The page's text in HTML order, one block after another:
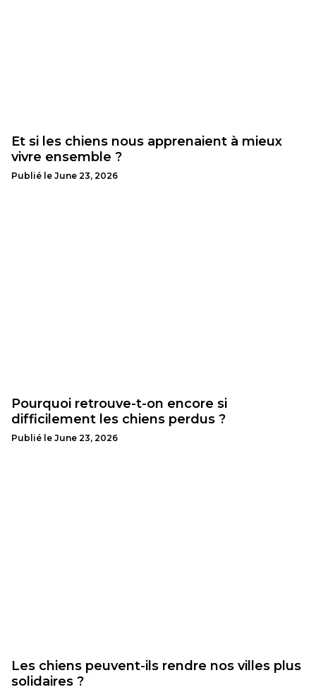
Et si les chiens nous apprenaient à mieux
vivre ensemble ?
Publié le June 23, 2026
Pourquoi retrouve-t-on encore si
difficilement les chiens perdus ?
Publié le June 23, 2026
Les chiens peuvent-ils rendre nos villes plus
solidaires ?